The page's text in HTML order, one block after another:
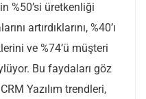
%50’si üretkenliği
artırdıklarını, %40’ı
ve %74’ü müşteri
Bu faydaları göz
Yazılım trendleri,